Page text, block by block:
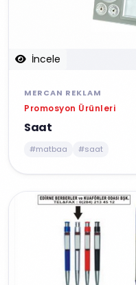
İncele
MERCAN REKLAM
Promosyon Ürünleri
Saat
#matbaa #saat